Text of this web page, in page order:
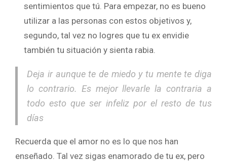
sentimientos que tú. Para empezar, no es bueno
utilizar a las personas con estos objetivos y,
segundo, tal vez no logres que tu ex envidie
también tu situación y sienta rabia.
Deja ir aunque te de miedo y tu mente te diga
lo contrario. Es mejor llevarle la contraria a
todo esto que ser infeliz por el resto de tus
días
Recuerda que el amor no es lo que nos han
enseñado. Tal vez sigas enamorado de tu ex, pero